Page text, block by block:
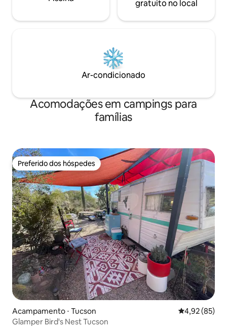
gratuito no local
Ar-condicionado
Acomodações em campings para
famílias
Preferido dos hóspedes
Preferido dos hóspedes
Acampamento ⋅ Tucson 4,92 de uma
4,92 (85)
Glamper Bird's Nest Tucson